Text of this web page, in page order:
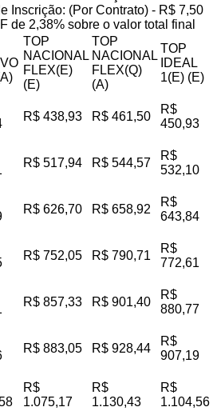
Inscrição: (Por Contrato) - R$ 7,50
de 2,38% sobre o valor total final
TOP
NACIONAL
FLEX(E)
(E)
TOP
NACIONAL
FLEX(Q)
(A)
TOP
IDEAL
1(E) (E)
R$ 438,93 R$ 461,50
R$
450,93
R$ 517,94 R$ 544,57
R$
532,10
R$ 626,70 R$ 658,92
R$
643,84
R$ 752,05 R$ 790,71
R$
772,61
R$ 857,33 R$ 901,40
R$
880,77
R$ 883,05 R$ 928,44
R$
907,19
R$
1.075,17
R$
1.130,43
R$
1.104,56